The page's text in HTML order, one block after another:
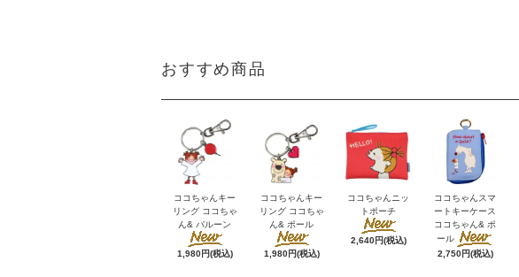
おすすめ商品
ココちゃんキー
リング ココちゃ
ん& バルーン
1,980円(税込)
ココちゃんキー
リング ココちゃ
ん& ポール
1,980円(税込)
ココちゃんニッ
トポーチ
2,640円(税込)
ココちゃんスマ
ートキーケース
ココちゃん& ポ
ール
2,750円(税込)